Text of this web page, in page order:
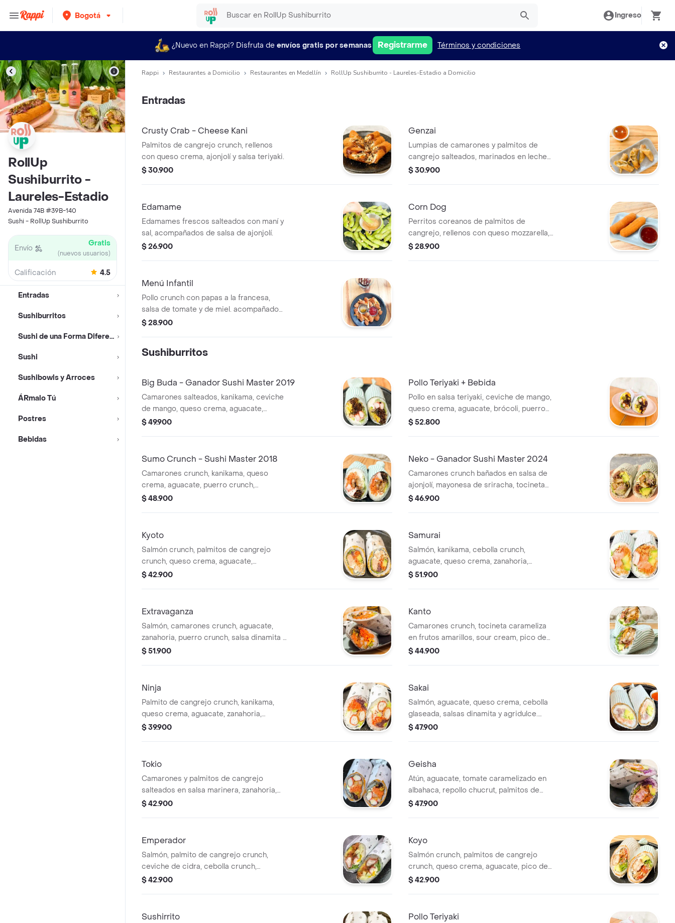
Bogotá Ingreso
¿Nuevo en Rappi? Disfruta de envíos gratis por semanas Registrarme Términos y condiciones
RollUp
Sushiburrito -
Laureles-Estadio
Avenida 74B #39B-140
Sushi - RollUp Sushiburrito
Envío Gratis
(nuevos usuarios)
Calificación 4.5
Entradas
Sushiburritos
Sushi de una Forma Diferente
Sushi
Sushibowls y Arroces
ÁRmalo Tú
Postres
Bebidas
Rappi Restaurantes a Domicilio Restaurantes en Medellín RollUp Sushiburrito - Laureles-Estadio a Domicilio
Entradas
Crusty Crab - Cheese Kani
Palmitos de cangrejo crunch, rellenos
con queso crema, ajonjolí y salsa teriyaki.
$ 30.900
Genzai
Lumpias de camarones y palmitos de
cangrejo salteados, marinados en leche
de coco, aceite de ajonjolí, teriyaki y
$ 30.900
Edamame
Edamames frescos salteados con maní y
sal, acompañados de salsa de ajonjolí.
$ 26.900
Corn Dog
Perritos coreanos de palmitos de
cangrejo, rellenos con queso mozzarella,
cubiertos de tostacos y salsa agridulce.
$ 28.900
Menú Infantil
Pollo crunch con papas a la francesa,
salsa de tomate y de miel. acompañado
de limonada natural.
$ 28.900
Sushiburritos
Big Buda - Ganador Sushi Master 2019
Camarones salteados, kanikama, ceviche
de mango, queso crema, aguacate,
puerro crunch y salsa de ajonjolí. en
$ 49.900
Pollo Teriyaki + Bebida
Pollo en salsa teriyaki, ceviche de mango,
queso crema, aguacate, brócoli, puerro
crunch y salsa de ajonjolí. Elige el pollo
$ 52.800
Sumo Crunch - Sushi Master 2018
Camarones crunch, kanikama, queso
crema, aguacate, puerro crunch,
zanahoria y salsa dinamita. en forma de
$ 48.900
Neko - Ganador Sushi Master 2024
Camarones crunch bañados en salsa de
ajonjolí, mayonesa de sriracha, tocineta
caramelizada en teriyaki de ajonjolí,
en forma de sushiburrito.
$ 46.900
Kyoto
Salmón crunch, palmitos de cangrejo
crunch, queso crema, aguacate,
zanahoria acevichada, cebolla glaseada y
$ 42.900
Samurai
Salmón, kanikama, cebolla crunch,
aguacate, queso crema, zanahoria,
cebollín y salsa dinamita. en forma de
$ 51.900
Extravaganza
Salmón, camarones crunch, aguacate,
zanahoria, puerro crunch, salsa dinamita y
plátano maduro. en forma de sushiburrito.
$ 51.900
Kanto
Camarones crunch, tocineta carameliza
en frutos amarillos, sour cream, pico de
gallo, aguacate, cebolla crunch y
$ 44.900
Ninja
Palmito de cangrejo crunch, kanikama,
queso crema, aguacate, zanahoria,
cebolla glaseada, salsa agridulce y
$ 39.900
Sakai
Salmón, aguacate, queso crema, cebolla
glaseada, salsas dinamita y agridulce.
cubierta apanada. en forma de
$ 47.900
Tokio
Camarones y palmitos de cangrejo
salteados en salsa marinera, zanahoria,
aguacate, puerro crunch y queso crema.
$ 42.900
Geisha
Atún, aguacate, tomate caramelizado en
albahaca, repollo chucrut, palmitos de
cangrejos crunch y mayonesa de wasabi.
$ 47.900
Emperador
Salmón, palmito de cangrejo crunch,
ceviche de cidra, cebolla crunch,
aguacate, queso crema, mango,
$ 42.900
Koyo
Salmón crunch, palmitos de cangrejo
crunch, queso crema, aguacate, pico de
gallo, mayonesa de tigre de maracuyá,
forma de sushiburrito.
$ 42.900
Sushirrito Pollo Teriyaki